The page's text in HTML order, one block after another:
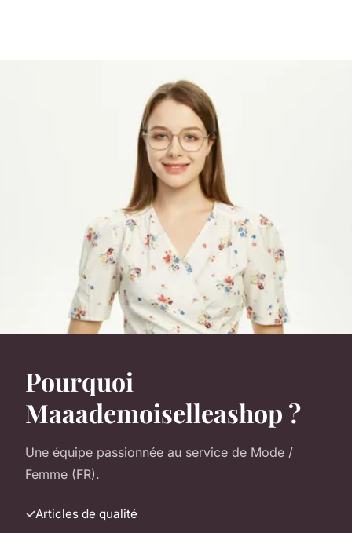
Pourquoi
Maaademoiselleashop ?
Une équipe passionnée au service de Mode /
Femme (FR).
Articles de qualité